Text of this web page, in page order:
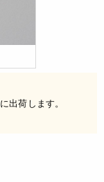
に出荷します。